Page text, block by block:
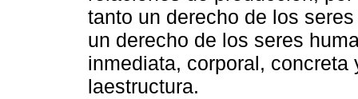
tanto un derecho de los
un derecho de los seres
inmediata, corporal,
laestructura.